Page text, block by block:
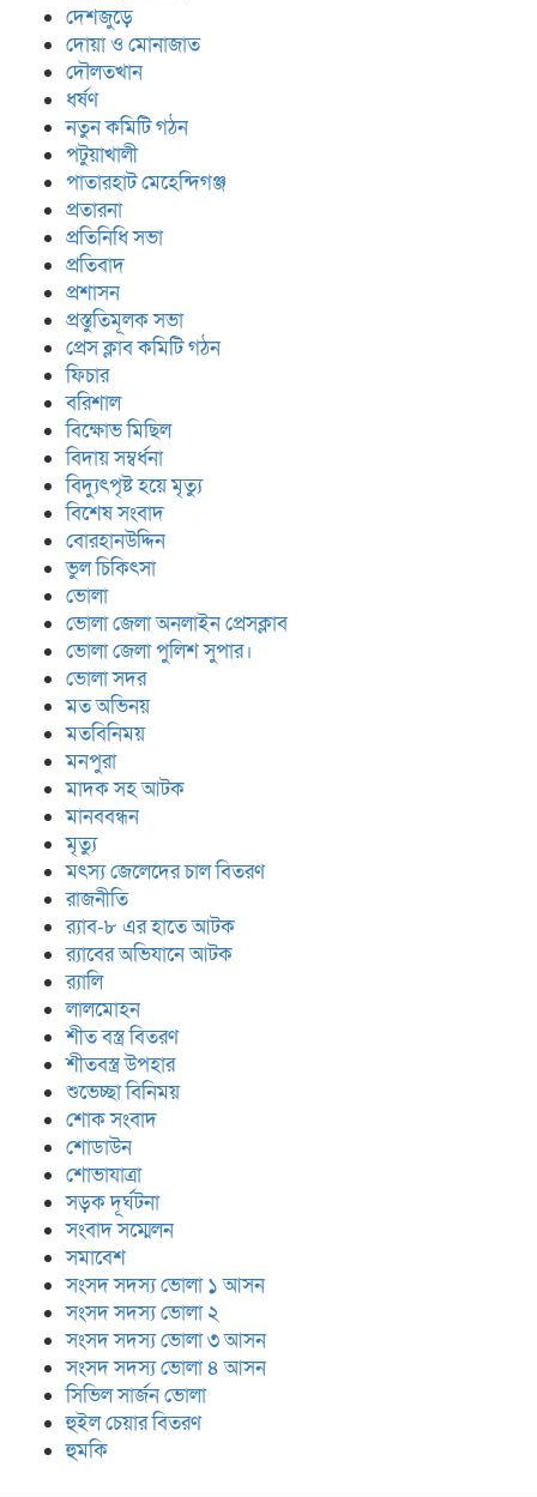
দেশজুড়ে
দোয়া ও মোনাজাত
দৌলতখান
ধর্ষণ
নতুন কমিটি গঠন
পটুয়াখালী
পাতারহাট মেহেন্দিগঞ্জ
প্রতারনা
প্রতিনিধি সভা
প্রতিবাদ
প্রশাসন
প্রস্তুতিমূলক সভা
প্রেস ক্লাব কমিটি গঠন
ফিচার
বরিশাল
বিক্ষোভ মিছিল
বিদায় সম্বর্ধনা
বিদ্যুৎপৃষ্ট হয়ে মৃত্যু
বিশেষ সংবাদ
বোরহানউদ্দিন
ভুল চিকিৎসা
ভোলা
ভোলা জেলা অনলাইন প্রেসক্লাব
ভোলা জেলা পুলিশ সুপার।
ভোলা সদর
মত অভিনয়
মতবিনিময়
মনপুরা
মাদক সহ আটক
মানববন্ধন
মৃত্যু
মৎস্য জেলেদের চাল বিতরণ
রাজনীতি
র‍্যাব-৮ এর হাতে আটক
র‍্যাবের অভিযানে আটক
র‍্যালি
লালমোহন
শীত বস্ত্র বিতরণ
শীতবস্ত্র উপহার
শুভেচ্ছা বিনিময়
শোক সংবাদ
শোডাউন
শোভাযাত্রা
সড়ক দূর্ঘটনা
সংবাদ সম্মেলন
সমাবেশ
সংসদ সদস্য ভোলা ১ আসন
সংসদ সদস্য ভোলা ২
সংসদ সদস্য ভোলা ৩ আসন
সংসদ সদস্য ভোলা ৪ আসন
সিভিল সার্জন ভোলা
হুইল চেয়ার বিতরণ
হুমকি